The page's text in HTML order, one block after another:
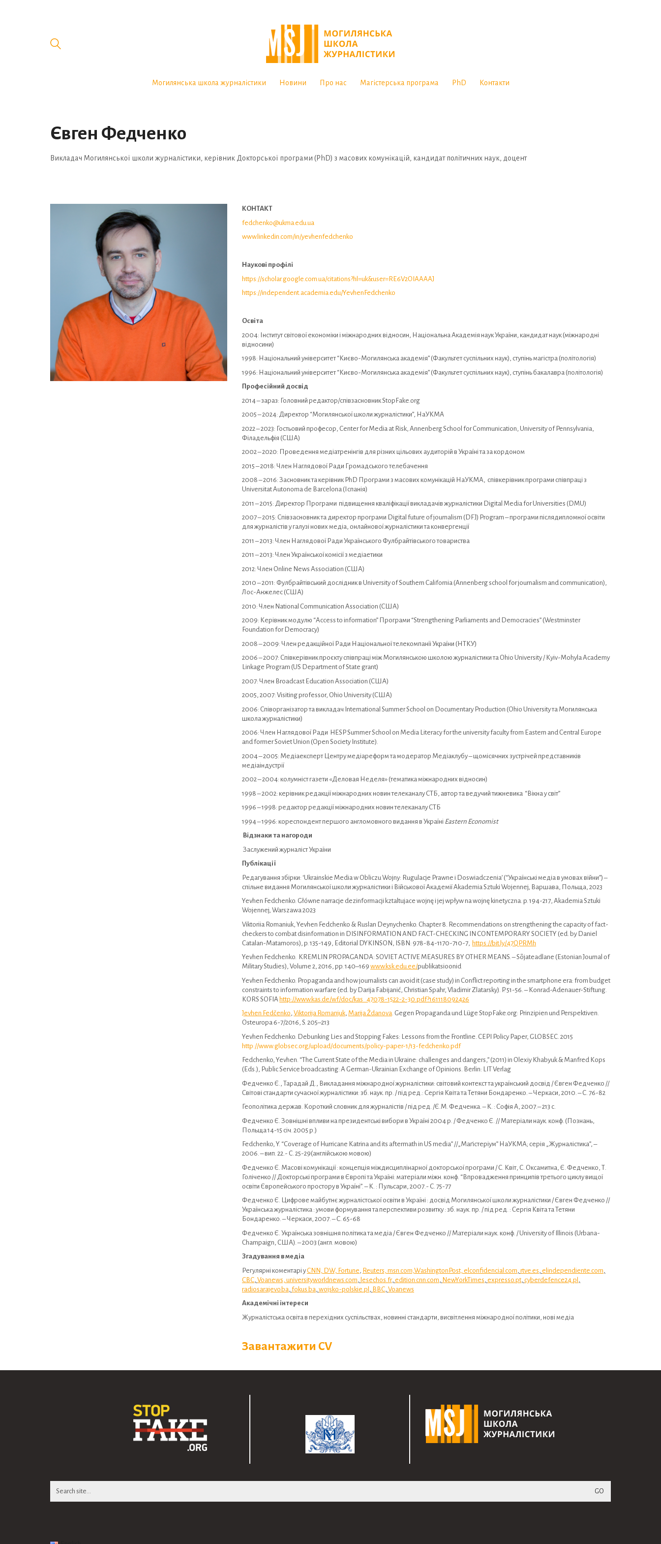
Могилянська школа журналістики Новини Про нас Магістерська програма PhD Контакти
Євген Федченко
Викладач Могилянської школи журналістики, керівник Докторської програми (PhD) з масових комунікацій, кандидат політичних наук, доцент
КОНТАКТ
fedchenko@ukma.edu.ua
www.linkedin.com/in/yevhenfedchenko
Наукові профілі
https://scholar.google.com.ua/citations?hl=uk&user=RE6V2OIAAAAJ
https://independent.academia.edu/YevhenFedchenko
Освіта
2004: Інститут світової економіки і міжнародних відносин, Національна Академія наук України, кандидат наук (міжнародні
відносини)
1998: Національний університет “Києво-Могилянська академія” (Факультет суспільних наук), ступінь магістра (політологія)
1996: Національний університет “Києво-Могилянська академія” (Факультет суспільних наук), ступінь бакалавра (політологія)
Професійний досвід
2014 – зараз: Головний редактор/співзасновник StopFake.org
2005 – 2024: Директор “Могилянської школи журналістики”, НаУКМА
2022 – 2023: Гостьовий професор, Center for Media at Risk, Annenberg School for Communication, University of Pennsylvania,
Філадельфія (США)
2002 – 2020: Проведення медіатренінгів для різних цільових аудиторій в Україні та за кордоном
2015 – 2018: Член Наглядової Ради Громадського телебачення
2008 – 2016: Засновник та керівник PhD Програми з масових комунікацій НаУКМА, співкерівник програми співпраці з
Universitat Autonoma de Barcelona (Іспанія)
2011 – 2015: Директор Програми підвищення кваліфікації викладачів журналістики Digital Media for Universities (DMU)
2007 – 2015: Співзасновник та директор програми Digital future of journalism (DFJ) Program – програми післядипломної освіти
для журналістів у галузі нових медіа, онлайнової журналістики та конвергенції
2011 – 2013: Член Наглядової Ради Українського Фулбрайтівського товариства
2011 – 2013: Член Української комісії з медіаетики
2012: Член Online News Association (США)
2010 – 2011: Фулбрайтівський дослідник в University of Southern California (Annenberg school for journalism and communication),
Лос-Анжелес (США)
2010: Член National Communication Association (США)
2009: Керівник модулю “Access to information” Програми “Strengthening Parliaments and Democracies” (Westminster
Foundation for Democracy)
2008 – 2009: Член редакційної Ради Національної телекомпанїі України (НТКУ)
2006 – 2007: Співкерівник проєкту співпраці між Могилянською школою журналістики та Ohio University / Kyiv-Mohyla Academy
Linkage Program (US Department of State grant)
2007: Член Broadcast Education Association (США)
2005, 2007: Visiting professor, Ohio University (США)
2006: Співорганізатор та викладач International Summer School on Documentary Production (Ohio University та Могилянська
школа журналістики)
2006: Член Наглядової Ради HESP Summer School on Media Literacy for the university faculty from Eastern and Central Europe
and former Soviet Union (Open Society Institute).
2004 – 2005: Медіаексперт Центру медіареформ та модератор Медіаклубу – щомісячних зустрічей представників
медіаіндустрії
2002 – 2004: колумніст газети «Деловая Неделя» (тематика міжнародних відносин)
1998 – 2002: керівник редакції міжнародних новин телеканалу СТБ, автор та ведучий тижневика “Вікна у світ”
1996 – 1998: редактор редакції міжнародних новин телеканалу СТБ
1994 – 1996: кореспондент першого англомовного видання в Україні Eastern Economist
Відзнаки та нагороди
Заслужений журналіст України
Публікації
Редагування збірки: ‘Ukrainskie Media w Obliczu Wojny: Rugulacje Prawne i Doswiadczenia’ (“Українські медіа в умовах війни”) –
спільне видання Могилянської школи журналістики і Військової Академії Akademia Sztuki Wojennej, Варшава, Польща, 2023
Yevhen Fedchenko. Główne narracje dezinformacji kztaltujace wojnę i jej wpływ na wojnę kinetyczna. p. 194-217, Akademia Sztuki
Wojennej, Warszawa 2023
Viktoriia Romaniuk, Yevhen Fedchenko & Ruslan Deynychenko. Chapter 8. Recommendations on strengthening the capacity of fact-
checkers to combat disinformation in DISINFORMATION AND FACT-CHECKING IN CONTEMPORARY SOCIETY (ed. by Daniel
Catalan-Matamoros), p. 135-149, Editorial DYKINSON, ISBN: 978-84-1170-710-7, https://bit.ly/47QPRMh
Yevhen Fedchenko. KREMLIN PROPAGANDA: SOVIET ACTIVE MEASURES BY OTHER MEANS. – Sõjateadlane (Estonian Journal of
Military Studies), Volume 2, 2016, pp. 140–169 www.ksk.edu.ee/publikatsioonid
Yevhen Fedchenko. Propaganda and how journalists can avoid it (case study) in Conflict reporting in the smartphone era: from budget
constraints to information warfare (ed. by Darija Fabijanić, Christian Spahr, Vladimir Zlatarsky). P. 51-56. – Konrad-Adenauer-Stiftung.
KORS SOFIA http://www.kas.de/wf/doc/kas_47078-1522-2-30.pdf?161118092426
Jevhen Fedčenko, Viktorija Romanjuk, Marija Ždanova. Gegen Propaganda und Lüge StopFake.org: Prinzipien und Perspektiven.
Osteuropa 6-7/2016, S. 205–213
Yevhen Fedchenko. Debunking Lies and Stopping Fakes: Lessons from the Frontline. CEPI Policy Paper, GLOBSEC. 2015
http://www.globsec.org/upload/documents/policy-paper-1/13-fedchenko.pdf
Fedchenko, Yevhen. “The Current State of the Media in Ukraine: challenges and dangers,” (2011) in Olexiy Khabyuk & Manfred Kops
(Eds.), Public Service broadcasting: A German-Ukrainian Exchange of Opinions. Berlin: LIT Verlag
Федченко Є., Тарадай Д., Викладання міжнародної журналістики: світовий контекст та український досвід / Євген Федченко //
Світові стандарти сучасної журналістики: зб. наук. пр. / під ред.: Сергія Квіта та Тетяни Бондаренко. – Черкаси, 2010. – С. 76-82
Геополітика держав. Короткий словник для журналістів / під ред. /Є.М. Федченка. – К. : Софія А, 2007.– 213 c.
Федченко Є. Зовнішні впливи на президентські вибори в Україні 2004 р. / Федченко Є. // Матеріали наук. конф. (Познань,
Польща 14-15 січ. 2005 р.)
Fedchenko, Y. “Coverage of Hurricane Katrina and its aftermath in US media” //„Маґістеріум” НаУКМА; серія „Журналістика”, –
2006. – вип. 22.- C. 25-29(англійською мовою)
Федченко Є. Масові комунікації : концепція міждисциплінарної докторської програми / С. Квіт, С. Оксамитна, Є. Федченко, Т.
Голіченко // Докторські програми в Європі та Україні: матеріали міжн. конф. “Впровадження принципів третього циклу вищої
освіти Європейського простору в Україні”. – К. : Пульсари, 2007.- С. 75-77
Федченко Є. Цифрове майбутнє журналістської освіти в Україні : досвід Могилянської школи журналістики / Євген Федченко //
Українська журналістика : умови формування та перспективи розвитку : зб. наук. пр. / під ред. : Сергія Квіта та Тетяни
Бондаренко. – Черкаси, 2007. – С. 65-68
Федченко Є. Українська зовнішня політика та медіа / Євген Федченко // Матеріали наук. конф. / University of Illinois (Urbana-
Champaign, США). – 2003 (англ. мовою)
Згадування в медіа
Регулярні коментарі уCNN, DW, Fortune Reuters, msn.com,WashingtonPost, elconfidencial.com rtve.es elindependiente.com
CBC Voanews, universityworldnews.com lesechos.fr, edition.cnn.com NewYorkTimes expresso.pt cyberdefence24.pl
radiosarajevo.ba fokus.ba wojsko-polskie.pl BBC Voanews
Академічні інтереси
Журналістська освіта в перехідних суспільствах, новинні стандарти, висвітлення міжнародної політики, нові медіа
Завантажити CV
for: